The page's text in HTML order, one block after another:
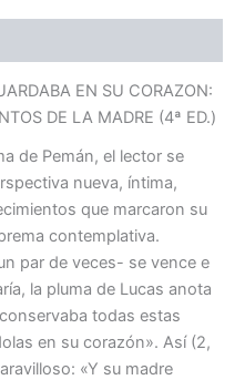
EN SU CORAZON:
DE LA MADRE (4ª ED.)
de Pemán, el lector se
nueva, íntima,
que marcaron su
contemplativa.
par de veces- se vence e
la pluma de Lucas anota
todas estas
en su corazón». Así (2,
«Y su madre